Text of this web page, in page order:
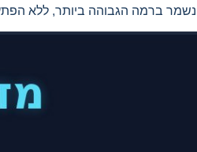
נשמר ברמה הגבוהה ביותר, ללא